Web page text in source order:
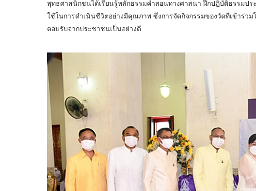
พุทธศาสนิกชนได้เรียนรู้หลักธรรมคำสอนทางศาสนา ฝึกปฏิบัติธรรมป
ใช้ในการดำเนินชีวิตอย่างมีคุณภาพ ซึ่งการจัดกิจกรรมของวัดที่เข้าร่วม
ตอบรับจากประชาชนเป็นอย่างดี